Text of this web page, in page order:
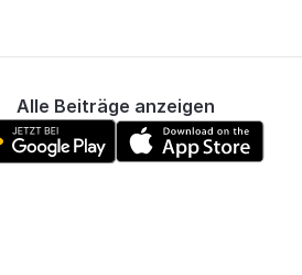
Alle Beiträge anzeigen